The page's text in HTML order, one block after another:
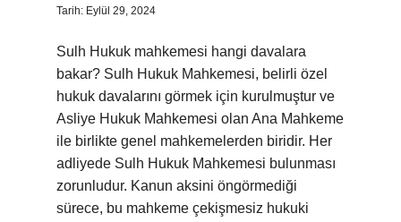
Tarih: Eylül 29, 2024
Sulh Hukuk mahkemesi hangi davalara
bakar? Sulh Hukuk Mahkemesi, belirli özel
hukuk davalarını görmek için kurulmuştur ve
Asliye Hukuk Mahkemesi olan Ana Mahkeme
ile birlikte genel mahkemelerden biridir. Her
adliyede Sulh Hukuk Mahkemesi bulunması
zorunludur. Kanun aksini öngörmediği
sürece, bu mahkeme çekişmesiz hukuki